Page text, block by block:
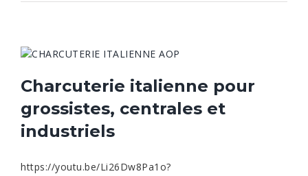
Charcuterie italienne pour
grossistes, centrales et
industriels
https://youtu.be/Li26Dw8Pa1o?